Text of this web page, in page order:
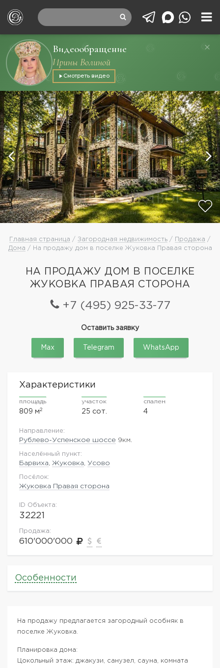
Видеообращение
Ирины Волиной
Смотреть видео
Главная страница / Загородная недвижимость / Продажа /
Дома / На продажу дом в поселке Жуковка Правая сторона
НА ПРОДАЖУ ДОМ В ПОСЕЛКЕ
ЖУКОВКА ПРАВАЯ СТОРОНА
+7 (495) 925-33-77
Оставить заявку
Max Telegram WhatsApp
Характеристики
площадь
809 м2
участок
25 сот.
спален
4
Направление:
Рублево-Успенское шоссе 9км.
Населённый пункт:
Барвиха Жуковка Усово
Посёлок:
Жуковка Правая сторона
ID Объекта:
32221
Продажа:
610'000'000
Особенности
На продажу предлагается загородный особняк в
поселке Жуковка.
Планировка дома:
Цокольный этаж: джакузи, санузел, сауна, комната